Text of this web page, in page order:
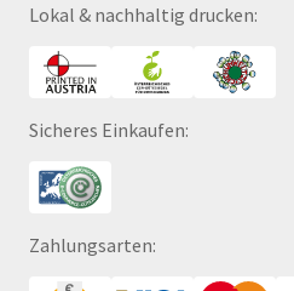
Lokal & nachhaltig drucken:
Sicheres Einkaufen:
Zahlungsarten: